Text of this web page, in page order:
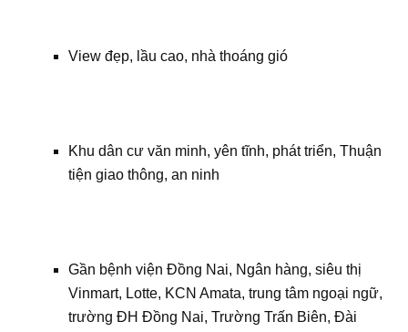
View đẹp, lầu cao, nhà thoáng gió
Khu dân cư văn minh, yên tĩnh, phát triển, Thuận
tiện giao thông, an ninh
Gần bệnh viện Đồng Nai, Ngân hàng, siêu thị
Vinmart, Lotte, KCN Amata, trung tâm ngoại ngữ,
trường ĐH Đồng Nai, Trường Trấn Biên, Đài